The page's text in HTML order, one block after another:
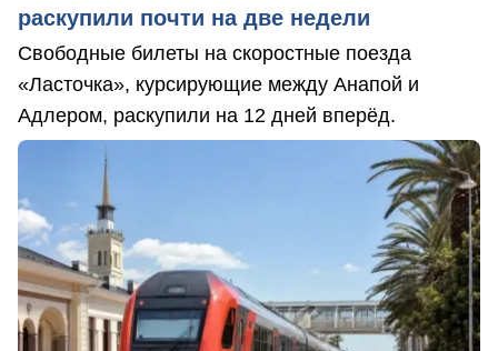
раскупили почти на две недели
Свободные билеты на скоростные поезда
«Ласточка», курсирующие между Анапой и
Адлером, раскупили на 12 дней вперёд.